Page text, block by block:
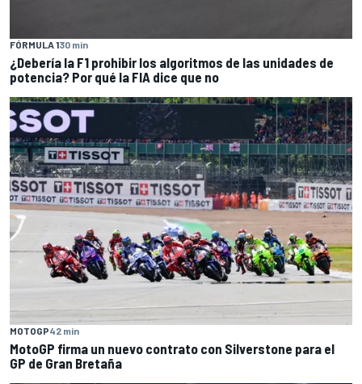
FÓRMULA 130 min
¿Debería la F1 prohibir los algoritmos de las unidades de
potencia? Por qué la FIA dice que no
MOTOGP42 min
MotoGP firma un nuevo contrato con Silverstone para el
GP de Gran Bretaña